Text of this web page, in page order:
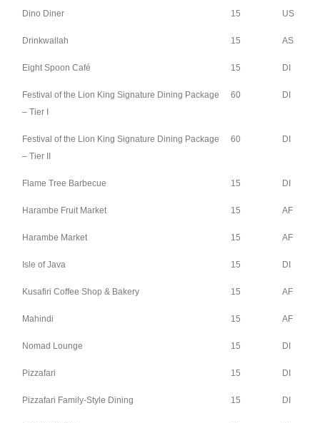
Dino Diner 15 US
Drinkwallah 15 AS
Eight Spoon Café 15 DI
Festival of the Lion King Signature Dining Package
– Tier I
60 DI
Festival of the Lion King Signature Dining Package
– Tier II
60 DI
Flame Tree Barbecue 15 DI
Harambe Fruit Market 15 AF
Harambe Market 15 AF
Isle of Java 15 DI
Kusafiri Coffee Shop & Bakery 15 AF
Mahindi 15 AF
Nomad Lounge 15 DI
Pizzafari 15 DI
Pizzafari Family-Style Dining 15 DI